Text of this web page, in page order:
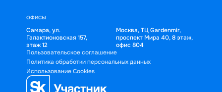
ОФИСЫ
Самара, ул.
Галактионовская 157,
этаж 12
Москва, ТЦ Gardenmir,
проспект Мира 40, 8 этаж,
офис 804
Пользовательское соглашение
Политика обработки персональных данных
Использование Cookies